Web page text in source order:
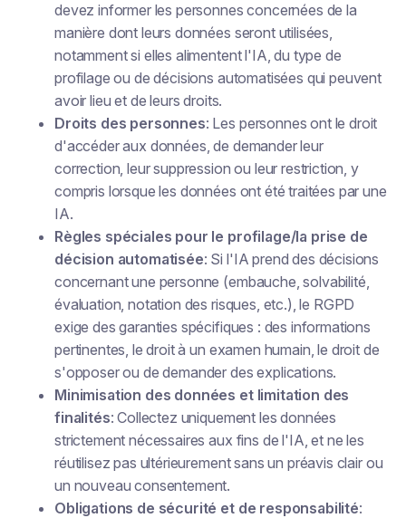
devez informer les personnes concernées de la
manière dont leurs données seront utilisées,
notamment si elles alimentent l'IA, du type de
profilage ou de décisions automatisées qui peuvent
avoir lieu et de leurs droits.
Droits des personnes: Les personnes ont le droit
d'accéder aux données, de demander leur
correction, leur suppression ou leur restriction, y
compris lorsque les données ont été traitées par une
IA.
Règles spéciales pour le profilage/la prise de
décision automatisée: Si l'IA prend des décisions
concernant une personne (embauche, solvabilité,
évaluation, notation des risques, etc.), le RGPD
exige des garanties spécifiques : des informations
pertinentes, le droit à un examen humain, le droit de
s'opposer ou de demander des explications.
Minimisation des données et limitation des
finalités: Collectez uniquement les données
strictement nécessaires aux fins de l'IA, et ne les
réutilisez pas ultérieurement sans un préavis clair ou
un nouveau consentement.
Obligations de sécurité et de responsabilité: